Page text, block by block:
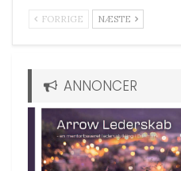
FORRIGE NÆSTE
ANNONCER